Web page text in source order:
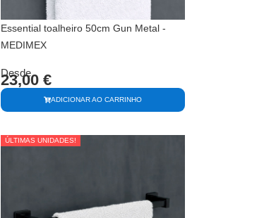
Essential toalheiro 50cm Gun Metal -
MEDIMEX
ADICIONAR AO CARRINHO
Desde
23,00 €
ÚLTIMAS UNIDADES!